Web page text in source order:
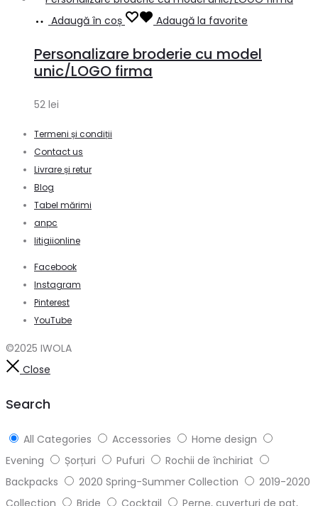
Adaugă în coș Adaugă la favorite
Personalizare broderie cu model
unic/LOGO firma
52 lei
Termeni și condiții
Contact us
Livrare și retur
Blog
Tabel mărimi
anpc
litigiionline
Facebook
Instagram
Pinterest
YouTube
©2025 IWOLA
Close
Search
All Categories Accessories
Home design
Evening
Șorțuri Pufuri
Rochii de închiriat
Backpacks
2020 Spring-Summer Collection
2019-2020